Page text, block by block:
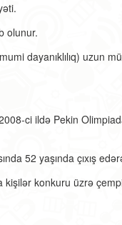
olunur.
dayanıklılıq) uzun
ci ildə Pekin
52 yaşında çıxış
kişilər konkuru üzrə